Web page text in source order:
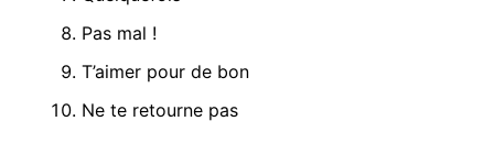
Pas mal !
T’aimer pour de bon
Ne te retourne pas